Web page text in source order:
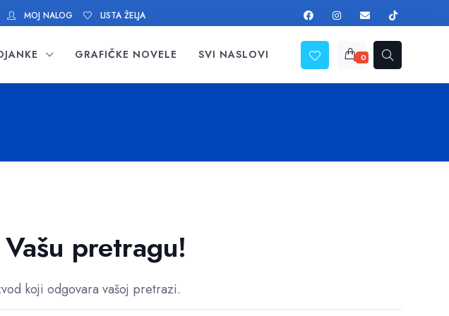
MOJ NALOG LISTA ŽELJA
GRAFIČKE NOVELE SVI NASLOVI 0
pretragu!
koji odgovara vašoj pretrazi.